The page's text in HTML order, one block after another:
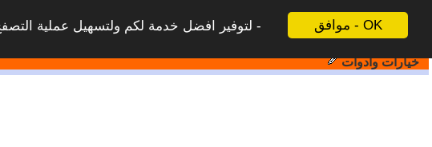
موافق - OK
لتوفير افضل خدمة لكم ولتسهيل عملية
خيارات وادوات